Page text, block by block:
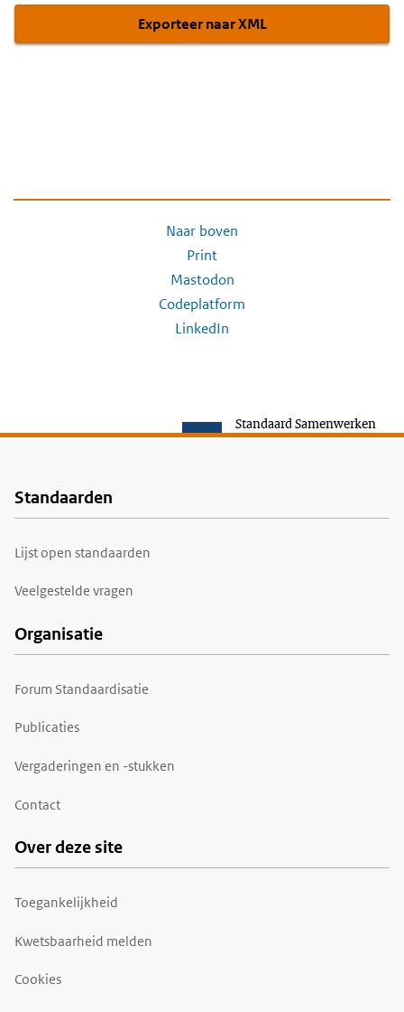
Exporteer naar XML
Naar boven
Print
Mastodon
Codeplatform
LinkedIn
Standaard Samenwerken
Voet
Standaarden
Lijst open standaarden
Veelgestelde vragen
Organisatie
Forum Standaardisatie
Publicaties
Vergaderingen en -stukken
Contact
Over deze site
Toegankelijkheid
Kwetsbaarheid melden
Cookies